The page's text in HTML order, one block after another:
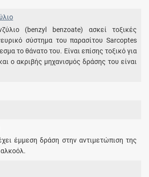
(benzyl benzoate) ασκεί τοξικές
σύστημα του παρασίτου Sarcoptes
το θάνατο του. Είναι επίσης τοξικό για
ο ακριβής μηχανισμός δράσης του είναι
έμμεση δράση στην αντιμετώπιση της